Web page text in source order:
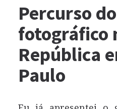
Percurso
fotográfico
República
Paulo